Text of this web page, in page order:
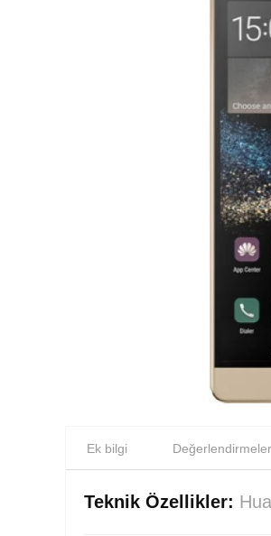
Ek bilgi
Teknik Özellikler: